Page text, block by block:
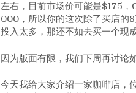
左右，目前市场价可能是$175
000，所以你的这次除了买店的
投入太多，那还不如去买一个现
因为版面有限，我们下周再讨论
今天我给大家介绍一家咖啡店，